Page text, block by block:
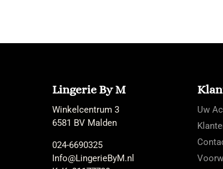
Lingerie By M
Winkelcentrum 3
6581 BV Malden
024-6690325
Info@LingerieByM.nl
Uw